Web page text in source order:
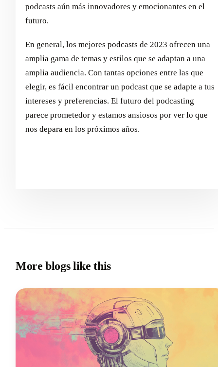
podcasts aún más innovadores y emocionantes en el
futuro.
En general, los mejores podcasts de 2023 ofrecen una
amplia gama de temas y estilos que se adaptan a una
amplia audiencia. Con tantas opciones entre las que
elegir, es fácil encontrar un podcast que se adapte a tus
intereses y preferencias. El futuro del podcasting
parece prometedor y estamos ansiosos por ver lo que
nos depara en los próximos años.
More blogs like this